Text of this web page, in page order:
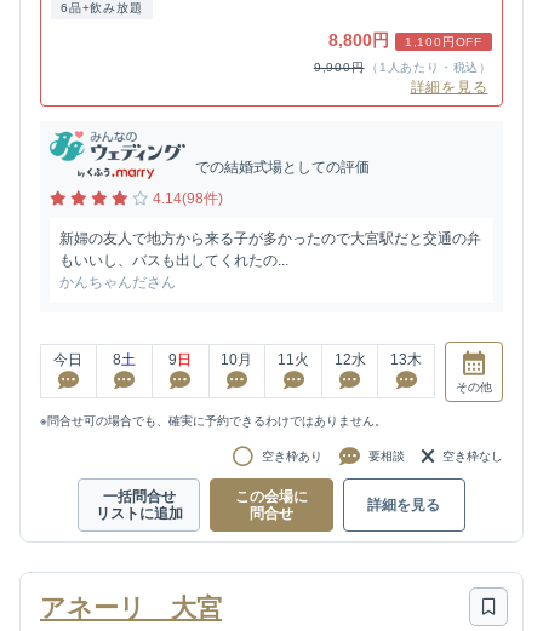
6品+飲み放題
8,800円
1,100円OFF
9,900円
（1人あたり・税込）
詳細を見る
での結婚式場としての評価
4.14(98件)
新婦の友人で地方から来る子が多かったので大宮駅だと交通の弁
もいいし、バスも出してくれたの...
かんちゃんださん
今日 8土 9 日 10月 11火 12水 13木
その他
※問合せ可の場合でも、確実に予約できるわけではありません。
空き枠あり 要相談 空き枠なし
一括問合せ
リストに追加
この会場に
問合せ
詳細を見る
アネーリ 大宮